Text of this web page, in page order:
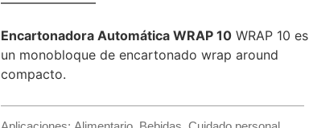
Encartonadora Automática WRAP 10 WRAP 10 es
un monobloque de encartonado wrap around
compacto.